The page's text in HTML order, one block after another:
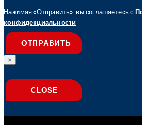
Нажимая «Отправить», вы соглашаетесь с
конфиденциальности
ОТПРАВИТЬ
×
CLOSE